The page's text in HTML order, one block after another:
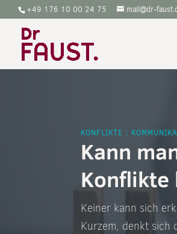
‭+49 176 10 00 24 75 mail@dr-
KONFLIKTE |
Kann
Konflikte
Keiner kann sich
Kurzem, denkt sich